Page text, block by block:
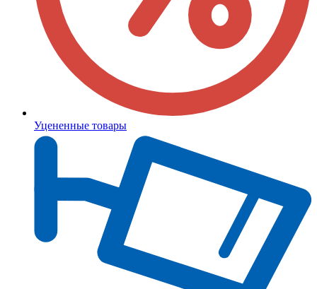
Уцененные товары